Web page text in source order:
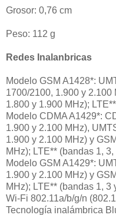
Grosor: 0,76 cm
Peso: 112 g
Redes Inalanbricas
Modelo GSM A1428*:
1700/2100, 1.900 y 2.100
1.800 y 1.900 MHz);
Modelo CDMA A1429*:
1.900 y 2.100 MHz),
1.900 y 2.100 MHz) y
MHz); LTE** (bandas 1,
Modelo GSM A1429*:
1.900 y 2.100 MHz) y
MHz); LTE** (bandas 1, 3
Wi-Fi 802.11a/b/g/n
Tecnología inalámbrica